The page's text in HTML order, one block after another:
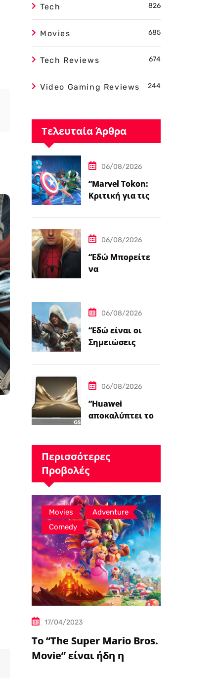
Tech 826
Movies 685
Tech Reviews 674
Video Gaming Reviews 244
Τελευταία Άρθρα
06/08/2026
“Marvel Tokon:
Κριτική για τις
Ψυχές”
06/08/2026
“Εδώ Μπορείτε
να
το Spider-Man:
Brand New Day
σε 4K και Blu-
Ray”
06/08/2026
“Εδώ είναι οι
Σημειώσεις
το Assassin’s
Creed Black Flag
Resynced…
06/08/2026
“Huawei
αποκαλύπτει το
Ειδήσεις
GSMArena.com”
Περισσότερες
Προβολές
Movies , Adventure ,
Comedy
17/04/2023
Το “The Super Mario Bros.
Movie” είναι ήδη η